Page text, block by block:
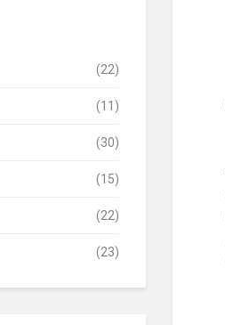
(22)
(11)
(30)
(15)
(22)
(23)